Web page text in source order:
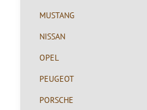
MUSTANG
NISSAN
OPEL
PEUGEOT
PORSCHE